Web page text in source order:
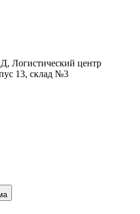
Логистический центр
13, склад №3